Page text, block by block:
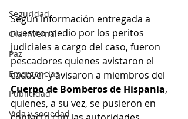
Seguridad
Ola Invernal
Paz
Emergencias
Publicidad
Vida y sociedad
Según información entregada a
nuestro medio por los peritos
judiciales a cargo del caso, fueron
pescadores quienes avistaron el
cadáver y avisaron a miembros del
Cuerpo de Bomberos de Hispania,
quienes, a su vez, se pusieron en